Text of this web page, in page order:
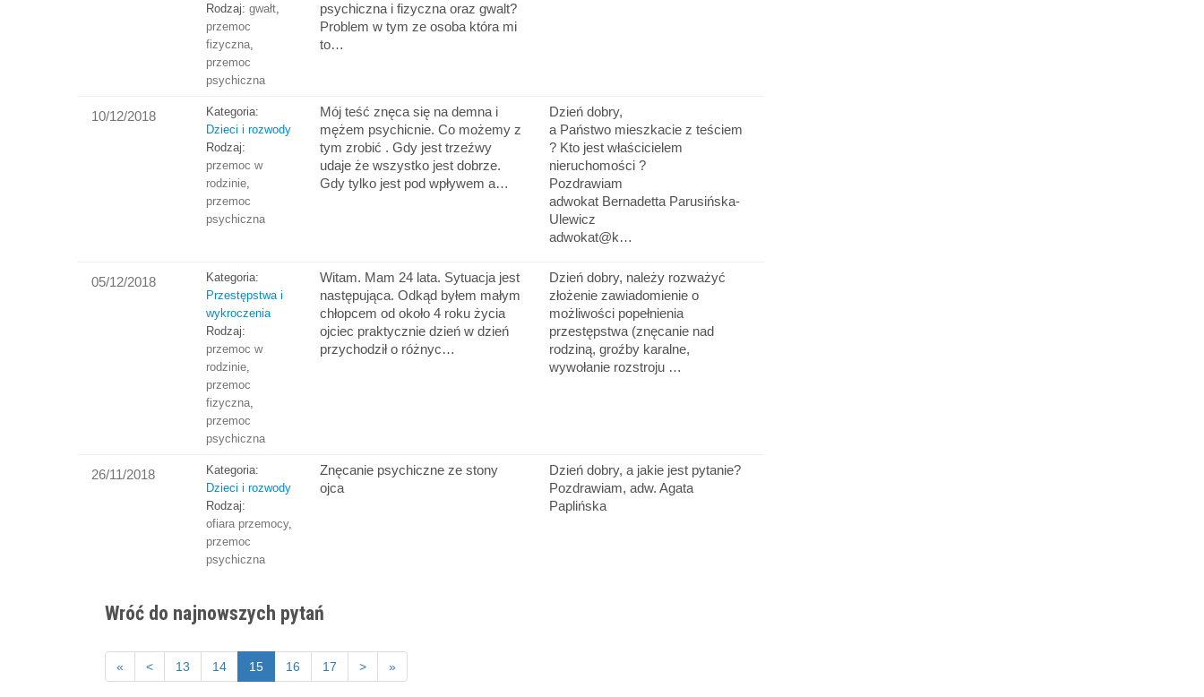
Rodzaj: gwałt,
przemoc
fizyczna,
przemoc
psychiczna
psychiczna i fizyczna oraz gwalt?
Problem w tym ze osoba która mi
to…
10/12/2018
Kategoria:
Dzieci i rozwody
Rodzaj:
przemoc w
rodzinie,
przemoc
psychiczna
Mój teść znęca się na demna i
mężem psychicnie. Co możemy z
tym zrobić . Gdy jest trzeźwy
udaje że wszystko jest dobrze.
Gdy tylko jest pod wpływem a…
Dzień dobry,
a Państwo mieszkacie z teściem
? Kto jest właścicielem
nieruchomości ?
Pozdrawiam
adwokat Bernadetta Parusińska-
Ulewicz
adwokat@k…
05/12/2018
Kategoria:
Przestępstwa i
wykroczenia
Rodzaj:
przemoc w
rodzinie,
przemoc
fizyczna,
przemoc
psychiczna
Witam. Mam 24 lata. Sytuacja jest
następująca. Odkąd byłem małym
chłopcem od około 4 roku życia
ojciec praktycznie dzień w dzień
przychodził o różnyc…
Dzień dobry, należy rozważyć
złożenie zawiadomienie o
możliwości popełnienia
przestępstwa (znęcanie nad
rodziną, groźby karalne,
wywołanie rozstroju …
26/11/2018
Kategoria:
Dzieci i rozwody
Rodzaj:
ofiara przemocy,
przemoc
psychiczna
Znęcanie psychiczne ze stony
ojca
Dzień dobry, a jakie jest pytanie?
Pozdrawiam, adw. Agata
Paplińska
Wróć do najnowszych pytań
« < 13 14 15 16 17 > »